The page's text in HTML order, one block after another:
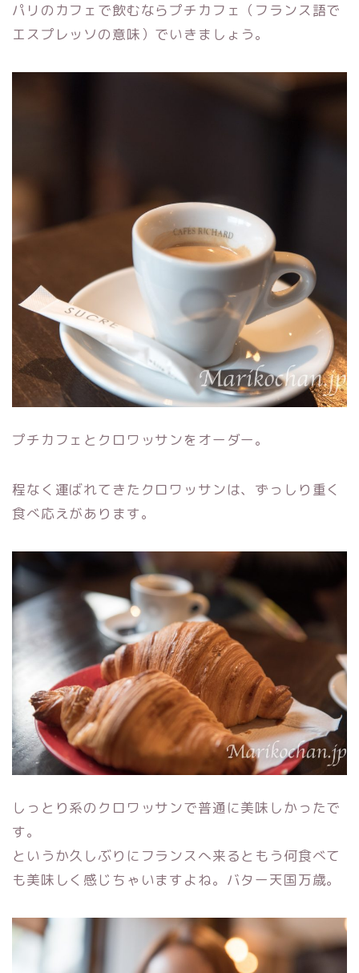
パリのカフェで飲むならプチカフェ（フランス語で
エスプレッソの意味）でいきましょう。
プチカフェとクロワッサンをオーダー。
程なく運ばれてきたクロワッサンは、ずっしり重く
食べ応えがあります。
しっとり系のクロワッサンで普通に美味しかったで
す。
というか久しぶりにフランスへ来るともう何食べて
も美味しく感じちゃいますよね。バター天国万歳。